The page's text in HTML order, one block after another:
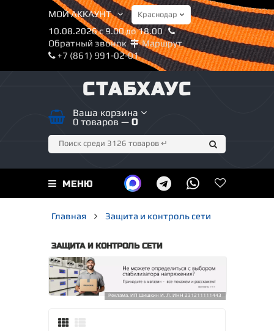
МОЙ АККАУНТ
10.08.2026 с 9.00 до 18.00
Обратный звонок
Маршрут
+7 (861) 991-02-01
СТАБХАУС
Ваша корзина
0 товаров — 0
МЕНЮ
Главная Защита и контроль сети
ЗАЩИТА И КОНТРОЛЬ СЕТИ
Реклама. ИП Шишкин И. Л. ИНН 231211111443